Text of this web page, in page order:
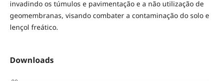
invadindo os túmulos e pavimentação e a não utilização de
geomembranas, visando combater a contaminação do solo e
lençol freático.
Downloads